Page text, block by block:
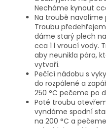
Necháme kynout
Na troubě
Troubu
dáme starý plech
cca 1 l vroucí vody.
aby neunikla pára,
vytvoří.
Pečící nádobu s
do rozpálené a
250 °C pečeme po
Poté troubu
vyndáme spodní
na 200 °C a